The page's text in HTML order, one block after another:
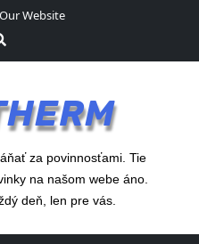
Website
za povinnosťami. Tie
na našom webe áno.
deň, len pre vás.